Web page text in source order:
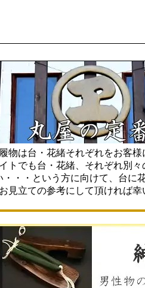
物は台・花緒それぞれをお客様
トでも台・花緒、それぞれ別々
・・という方に向けて、台に
お見立ての参考にして頂ければ幸